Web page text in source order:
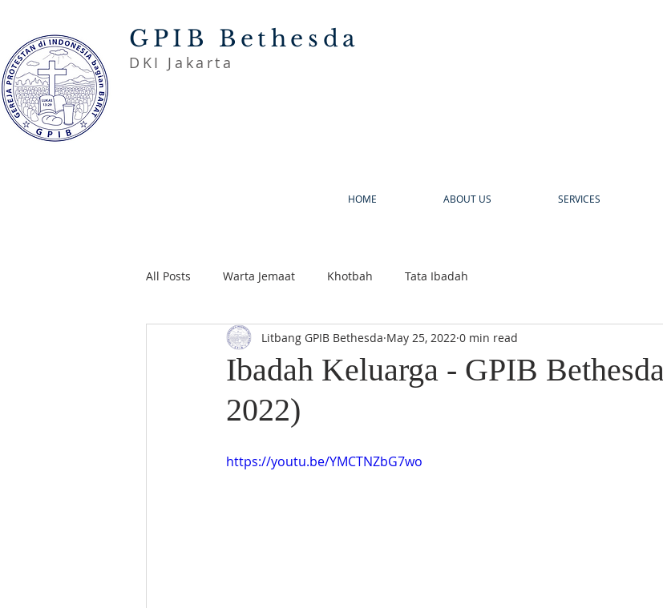
GPIB Bethesda
DKI Jakarta
HOME ABOUT US SERVICES
All Posts Warta Jemaat Khotbah Tata Ibadah
Ibadah Keluarga - GPIB
2022)
Litbang GPIB Bethesda May 25, 2022 0 min read
https://youtu.be/YMCTNZbG7wo